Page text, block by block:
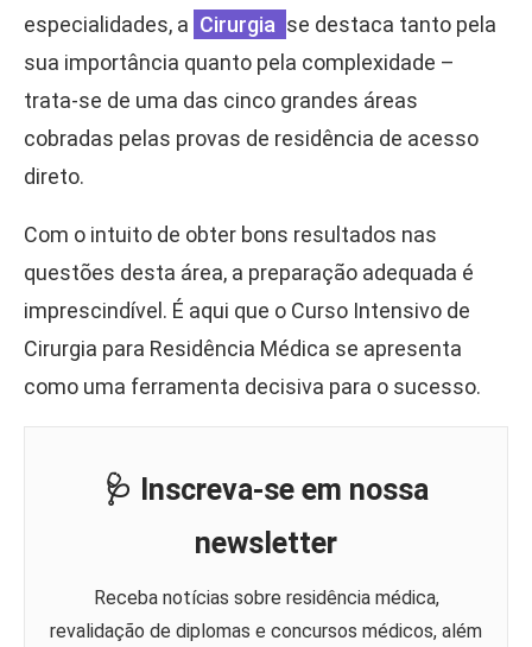
especialidades, a Cirurgia se destaca tanto pela
sua importância quanto pela complexidade –
trata-se de uma das cinco grandes áreas
cobradas pelas provas de residência de acesso
direto.
Com o intuito de obter bons resultados nas
questões desta área, a preparação adequada é
imprescindível. É aqui que o Curso Intensivo de
Cirurgia para Residência Médica se apresenta
como uma ferramenta decisiva para o sucesso.
🩺 Inscreva-se em nossa
newsletter
Receba notícias sobre residência médica,
revalidação de diplomas e concursos médicos, além